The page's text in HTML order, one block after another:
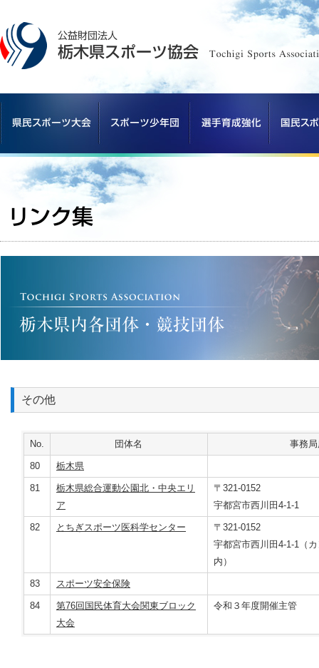
その他
No. 団体名 事務
80 栃木県
81
栃木県総合運動公園北・中央エリ
ア
〒321-0152
宇都宮市西川田4-1-1
82 とちぎスポーツ医科学センター
〒321-0152
宇都宮市西川田4-1-1（
内）
83 スポーツ安全保険
84
第76回国民体育大会関東ブロック
大会
令和３年度開催主管